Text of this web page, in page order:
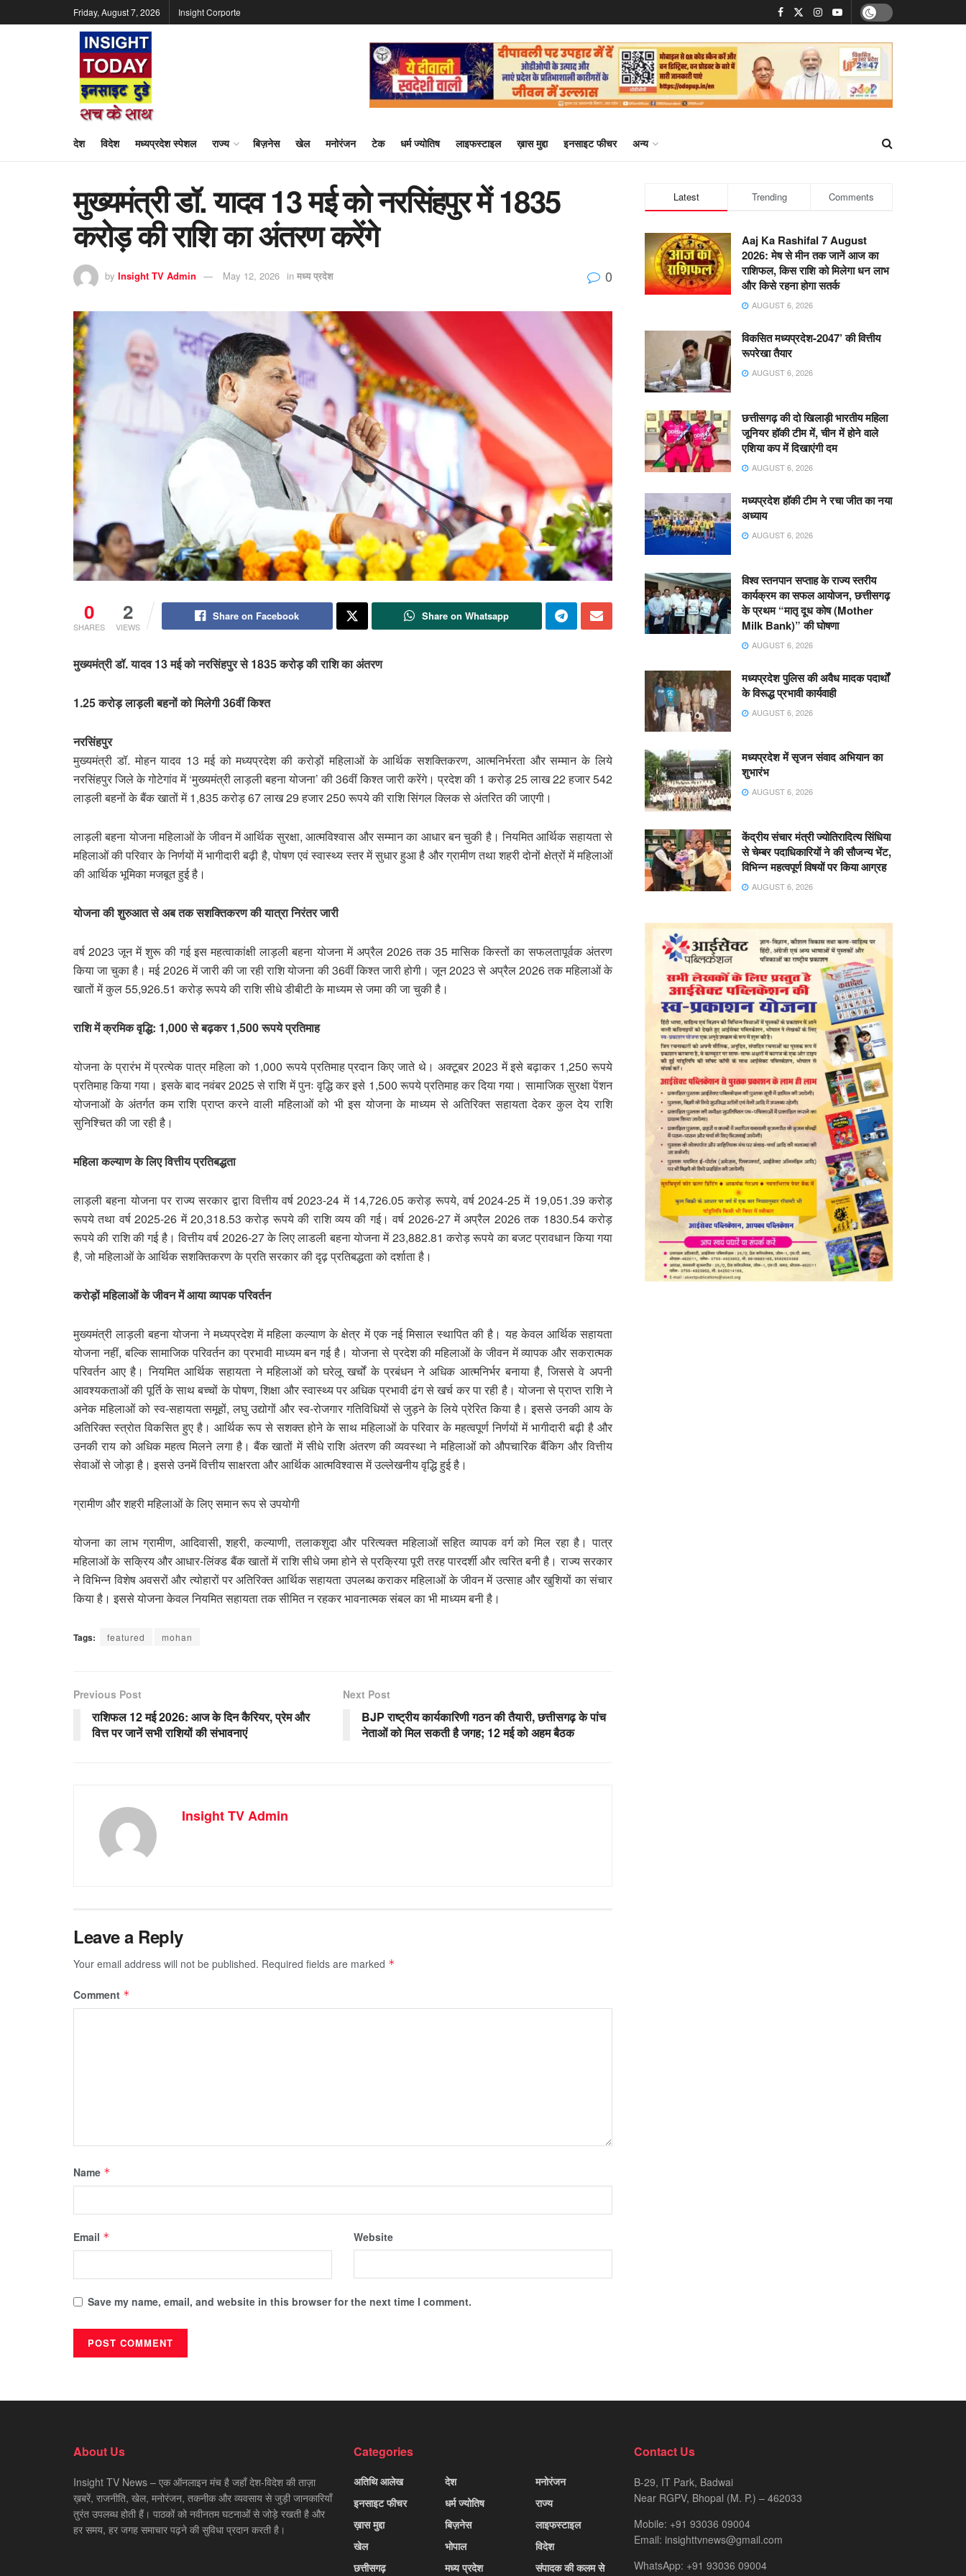
Friday, August 7, 2026 Insight Corporte
देश विदेश मध्यप्रदेश स्पेशल राज्य बिज़नेस खेल मनोरंजन टेक धर्म ज्योतिष लाइफस्टाइल ख़ास मुद्दा इनसाइट फीचर अन्य
मुख्यमंत्री डॉ. यादव 13 मई को नरसिंहपुर में 1835
करोड़ की राशि का अंतरण करेंगे
by Insight TV Admin May 12, 2026 in मध्य प्रदेश 0
0
SHARES
2
VIEWS
Share on Facebook Share on Whatsapp
मुख्यमंत्री डॉ. यादव 13 मई को नरसिंहपुर से 1835 करोड़ की राशि का अंतरण
1.25 करोड़ लाड़ली बहनों को मिलेगी 36वीं किश्त
नरसिंहपुर
मुख्यमंत्री डॉ. मोहन यादव 13 मई को मध्यप्रदेश की करोड़ों महिलाओं के आर्थिक सशक्तिकरण, आत्मनिर्भरता और सम्मान के लिये
नरसिंहपुर जिले के गोटेगांव में ‘मुख्यमंत्री लाड़ली बहना योजना’ की 36वीं किश्त जारी करेंगे। प्रदेश की 1 करोड़ 25 लाख 22 हजार 542
लाड़ली बहनों के बैंक खातों में 1,835 करोड़ 67 लाख 29 हजार 250 रूपये की राशि सिंगल क्लिक से अंतरित की जाएगी।
लाड़ली बहना योजना महिलाओं के जीवन में आर्थिक सुरक्षा, आत्मविश्वास और सम्मान का आधार बन चुकी है। नियमित आर्थिक सहायता से
महिलाओं की परिवार के निर्णयों में भागीदारी बढ़ी है, पोषण एवं स्वास्थ्य स्तर में सुधार हुआ है और ग्रामीण तथा शहरी दोनों क्षेत्रों में महिलाओं
की आर्थिक भूमिका मजबूत हुई है।
योजना की शुरुआत से अब तक सशक्तिकरण की यात्रा निरंतर जारी
वर्ष 2023 जून में शुरू की गई इस महत्वाकांक्षी लाड़ली बहना योजना में अप्रैल 2026 तक 35 मासिक किस्तों का सफलतापूर्वक अंतरण
किया जा चुका है। मई 2026 में जारी की जा रही राशि योजना की 36वीं किश्त जारी होगी। जून 2023 से अप्रैल 2026 तक महिलाओं के
खातों में कुल 55,926.51 करोड़ रूपये की राशि सीधे डीबीटी के माध्यम से जमा की जा चुकी है।
राशि में क्रमिक वृद्धि: 1,000 से बढ़कर 1,500 रूपये प्रतिमाह
योजना के प्रारंभ में प्रत्येक पात्र महिला को 1,000 रूपये प्रतिमाह प्रदान किए जाते थे। अक्टूबर 2023 में इसे बढ़ाकर 1,250 रूपये
प्रतिमाह किया गया। इसके बाद नवंबर 2025 से राशि में पुनः वृद्धि कर इसे 1,500 रूपये प्रतिमाह कर दिया गया। सामाजिक सुरक्षा पेंशन
योजनाओं के अंतर्गत कम राशि प्राप्त करने वाली महिलाओं को भी इस योजना के माध्यम से अतिरिक्त सहायता देकर कुल देय राशि
सुनिश्चित की जा रही है।
महिला कल्याण के लिए वित्तीय प्रतिबद्धता
लाड़ली बहना योजना पर राज्य सरकार द्वारा वित्तीय वर्ष 2023-24 में 14,726.05 करोड़ रूपये, वर्ष 2024-25 में 19,051.39 करोड़
रूपये तथा वर्ष 2025-26 में 20,318.53 करोड़ रूपये की राशि व्यय की गई। वर्ष 2026-27 में अप्रैल 2026 तक 1830.54 करोड़
रूपये की राशि की गई है। वित्तीय वर्ष 2026-27 के लिए लाडली बहना योजना में 23,882.81 करोड़ रूपये का बजट प्रावधान किया गया
है, जो महिलाओं के आर्थिक सशक्तिकरण के प्रति सरकार की दृढ़ प्रतिबद्धता को दर्शाता है।
करोड़ों महिलाओं के जीवन में आया व्यापक परिवर्तन
मुख्यमंत्री लाड़ली बहना योजना ने मध्यप्रदेश में महिला कल्याण के क्षेत्र में एक नई मिसाल स्थापित की है। यह केवल आर्थिक सहायता
योजना नहीं, बल्कि सामाजिक परिवर्तन का प्रभावी माध्यम बन गई है। योजना से प्रदेश की महिलाओं के जीवन में व्यापक और सकरात्मक
परिवर्तन आए है। नियमित आर्थिक सहायता ने महिलाओं को घरेलू खर्चों के प्रबंधन ने अधिक आत्मनिर्भर बनाया है, जिससे वे अपनी
आवश्यकताओं की पूर्ति के साथ बच्चों के पोषण, शिक्षा और स्वास्थ्य पर अधिक प्रभावी ढंग से खर्च कर पा रही है। योजना से प्राप्त राशि ने
अनेक महिलाओं को स्व-सहायता समूहों, लघु उद्योगों और स्व-रोजगार गतिविधियों से जुड़ने के लिये प्रेरित किया है। इससे उनकी आय के
अतिरिक्त स्त्रोत विकसित हुए है। आर्थिक रूप से सशक्त होने के साथ महिलाओं के परिवार के महत्वपूर्ण निर्णयों में भागीदारी बढ़ी है और
उनकी राय को अधिक महत्व मिलने लगा है। बैंक खातों में सीधे राशि अंतरण की व्यवस्था ने महिलाओं को औपचारिक बैंकिग और वित्तीय
सेवाओं से जोड़ा है। इससे उनमें वित्तीय साक्षरता और आर्थिक आत्मविश्वास में उल्लेखनीय वृद्धि हुई है।
ग्रामीण और शहरी महिलाओं के लिए समान रूप से उपयोगी
योजना का लाभ ग्रामीण, आदिवासी, शहरी, कल्याणी, तलाकशुदा और परित्यक्त महिलाओं सहित व्यापक वर्ग को मिल रहा है। पात्र
महिलाओं के सक्रिय और आधार-लिंक्ड बैंक खातों में राशि सीधे जमा होने से प्रक्रिया पूरी तरह पारदर्शी और त्वरित बनी है। राज्य सरकार
ने विभिन्न विशेष अवसरों और त्योहारों पर अतिरिक्त आर्थिक सहायता उपलब्ध कराकर महिलाओं के जीवन में उत्साह और खुशियों का संचार
किया है। इससे योजना केवल नियमित सहायता तक सीमित न रहकर भावनात्मक संबल का भी माध्यम बनी है।
Tags: featured mohan
Previous Post
राशिफल 12 मई 2026: आज के दिन कैरियर, प्रेम और
वित्त पर जानें सभी राशियों की संभावनाएं
Next Post
BJP राष्ट्रीय कार्यकारिणी गठन की तैयारी, छत्तीसगढ़ के पांच
नेताओं को मिल सकती है जगह; 12 मई को अहम बैठक
Insight TV Admin
Leave a Reply
Your email address will not be published. Required fields are marked *
Comment *
Name *
Email * Website
Save my name, email, and website in this browser for the next time I comment.
Latest Trending Comments
Aaj Ka Rashifal 7 August
2026: मेष से मीन तक जानें आज का
राशिफल, किस राशि को मिलेगा धन लाभ
और किसे रहना होगा सतर्क
AUGUST 6, 2026
विकसित मध्यप्रदेश-2047’ की वित्तीय
रूपरेखा तैयार
AUGUST 6, 2026
छत्तीसगढ़ की दो खिलाड़ी भारतीय महिला
जूनियर हॉकी टीम में, चीन में होने वाले
एशिया कप में दिखाएंगी दम
AUGUST 6, 2026
मध्यप्रदेश हॉकी टीम ने रचा जीत का नया
अध्याय
AUGUST 6, 2026
विश्व स्तनपान सप्ताह के राज्य स्तरीय
कार्यक्रम का सफल आयोजन, छत्तीसगढ़
के प्रथम “मातृ दूध कोष (Mother
Milk Bank)” की घोषणा
AUGUST 6, 2026
मध्यप्रदेश पुलिस की अवैध मादक पदार्थों
के विरूद्ध प्रभावी कार्यवाही
AUGUST 6, 2026
मध्यप्रदेश में सृजन संवाद अभियान का
शुभारंभ
AUGUST 6, 2026
केंद्रीय संचार मंत्री ज्योतिरादित्य सिंधिया
से चेम्बर पदाधिकारियों ने की सौजन्य भेंट,
विभिन्न महत्वपूर्ण विषयों पर किया आग्रह
AUGUST 6, 2026
About Us
Insight TV News – एक ऑनलाइन मंच है जहाँ देश-विदेश की ताज़ा
ख़बरें, राजनीति, खेल, मनोरंजन, तकनीक और व्यवसाय से जुड़ी जानकारियाँ
तुरंत उपलब्ध होती हैं। पाठकों को नवीनतम घटनाओं से जोड़े रखती है और
हर समय, हर जगह समाचार पढ़ने की सुविधा प्रदान करती है।
Categories
अतिथि आलेख
इनसाइट फीचर
ख़ास मुद्दा
खेल
छत्तीसगढ़
देश
धर्म ज्योतिष
बिज़नेस
भोपाल
मध्य प्रदेश
मनोरंजन
राज्य
लाइफस्टाइल
विदेश
संपादक की कलम से
Contact Us
B-29, IT Park, Badwai
Near RGPV, Bhopal (M. P.) – 462033
Mobile: +91 93036 09004
Email: insighttvnews@gmail.com
WhatsApp: +91 93036 09004